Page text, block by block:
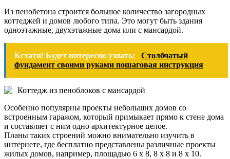
Из пенобетона строится большое количество загородных
коттеджей и домов любого типа. Это могут быть здания
одноэтажные, двухэтажные дома или с мансардой.
Кстати! Будет интересно узнать:
Столбчатый
фундамент своими руками пошаговая инструкция
Коттедж из пеноблоков с мансардой
Особенно популярны проекты небольших домов со
встроенным гаражом, который примыкает прямо к стене дома
и составляет с ним одно архитектурное целое.
Планы таких строений можно внимательно изучить в
интернете, где бесплатно представлены различные проекты
жилых домов, например, площадью 6 х 8, 8 х 8 и 8 х 10.